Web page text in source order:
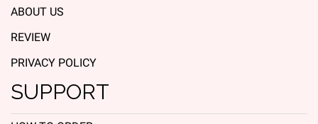
ABOUT US
REVIEW
PRIVACY POLICY
SUPPORT